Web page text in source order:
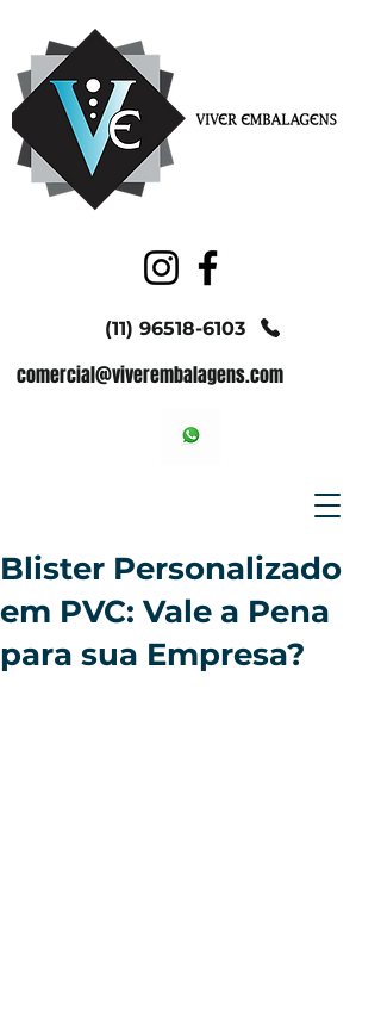
(11) 96518-6103
comercial@viverembalagens.com
Blister Personalizado
em PVC: Vale a Pena
para sua Empresa?